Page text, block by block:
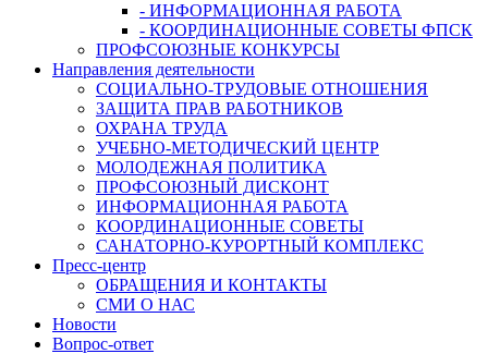
- ИНФОРМАЦИОННАЯ РАБОТА
- КООРДИНАЦИОННЫЕ СОВЕТЫ ФПСК
ПРОФСОЮЗНЫЕ КОНКУРСЫ
Направления деятельности
СОЦИАЛЬНО-ТРУДОВЫЕ ОТНОШЕНИЯ
ЗАЩИТА ПРАВ РАБОТНИКОВ
ОХРАНА ТРУДА
УЧЕБНО-МЕТОДИЧЕСКИЙ ЦЕНТР
МОЛОДЕЖНАЯ ПОЛИТИКА
ПРОФСОЮЗНЫЙ ДИСКОНТ
ИНФОРМАЦИОННАЯ РАБОТА
КООРДИНАЦИОННЫЕ СОВЕТЫ
САНАТОРНО-КУРОРТНЫЙ КОМПЛЕКС
Пресс-центр
ОБРАЩЕНИЯ И КОНТАКТЫ
СМИ О НАС
Новости
Вопрос-ответ